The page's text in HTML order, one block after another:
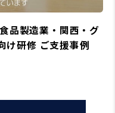
品製造業・関西・グ
け研修 ご支援事例